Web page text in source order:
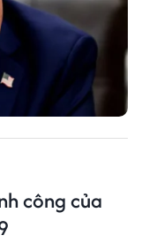
công của